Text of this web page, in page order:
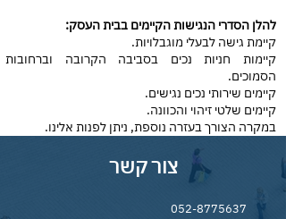
להלן הסדרי הנגישות הקיימים בבית העסק:
קיימת גישה לבעלי מוגבלויות.
קיימות חניות נכים בסביבה הקרובה וברחובות
הסמוכים.
קיימים שירותי נכים נגישים.
קיימים שלטי זיהוי והכוונה.
במקרה הצורך בעזרה נוספת, ניתן לפנות אלינו.
צור קשר
052-8775637